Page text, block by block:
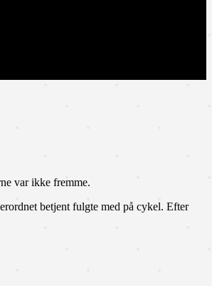
var ikke fremme.
betjent fulgte med på cykel. Efter